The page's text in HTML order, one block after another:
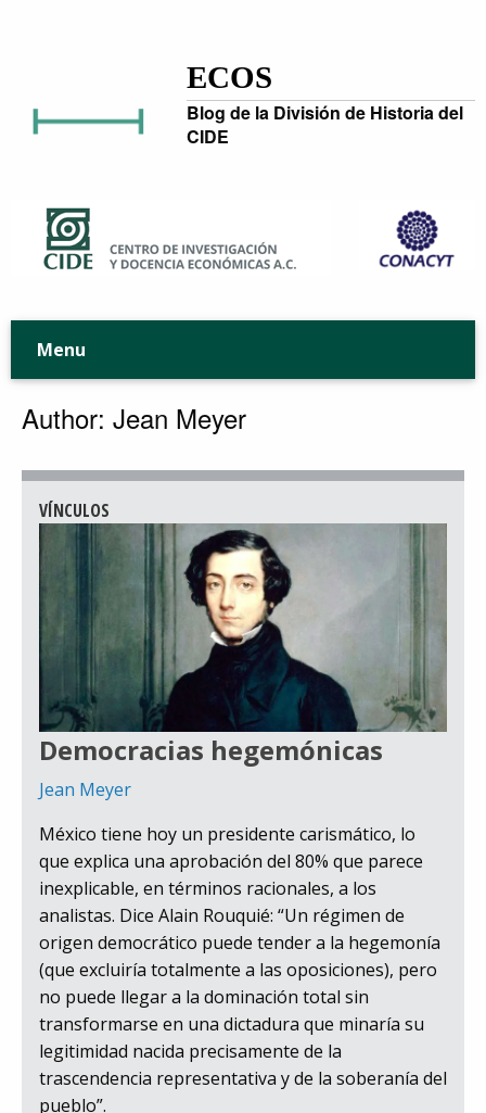
ECOS
Blog de la División de Historia del
CIDE
Menu
Author: Jean Meyer
VÍNCULOS
Democracias hegemónicas
Jean Meyer
México tiene hoy un presidente carismático, lo
que explica una aprobación del 80% que parece
inexplicable, en términos racionales, a los
analistas. Dice Alain Rouquié: “Un régimen de
origen democrático puede tender a la hegemonía
(que excluiría totalmente a las oposiciones), pero
no puede llegar a la dominación total sin
transformarse en una dictadura que minaría su
legitimidad nacida precisamente de la
trascendencia representativa y de la soberanía del
pueblo”.